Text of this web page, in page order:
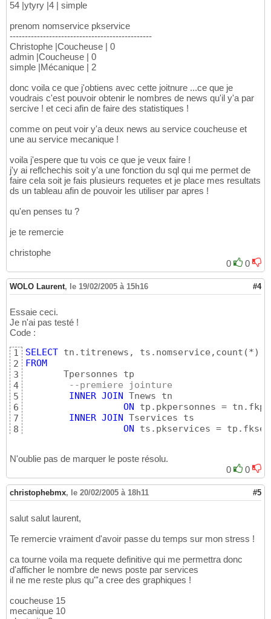
54 |ytyry |4 | simple
prenom nomservice pkservice
-----------------------------------------------
Christophe |Coucheuse | 0
admin |Coucheuse | 0
simple |Mécanique | 2
donc voila ce que j'obtiens avec cette joitnure ...ce que je
voudrais c'est pouvoir obtenir le nombres de news qu'il y'a par
sercive ! et ceci afin de faire des statistiques !
comme on peut voir y'a deux news au service coucheuse et
une au service mecanique !
voila j'espere que tu vois ce que je veux faire !
j'y ai reflchechis soit y'a une fonction du sql qui me permet de
faire cela soit je fais plusieurs requetes et je place mes resultats
ds un tableau afin de pouvoir les utiliser par apres !
qu'en penses tu ?
je te remercie
christophe
0
0
WOLO Laurent, le 19/02/2005 à 15h16 #4
Essaie ceci.
Je n'ai pas testé !
Code :
1
2
3
4
5
6
7
8
SELECT tn.titrenews, ts.nomservice,count (*)
FROM
       Tpersonnes tp
--premiere jointure
INNER JOIN
Tnews tn
ON
tp.pkpersonnes =
INNER JOIN
Tservices ts
ON
N'oublie pas de marquer le poste résolu.
0
0
christophebmx, le 20/02/2005 à 18h11 #5
salut salut laurent,
Te remercie vraiment d'avoir passe du temps sur mon stress !
ca tourne voila ma requete definitive qui me permettra donc
d'afficher le nombre de news poste par services
il ne me reste plus qu"'a cree des graphiques !
coucheuse 15
mecanique 10